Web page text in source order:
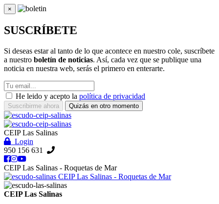
×
Cerrar
SUSCRÍBETE
Si deseas estar al tanto de lo que acontece en nuestro cole, suscríbete
a nuestro boletín de noticias. Así, cada vez que se publique una
noticia en nuestra web, serás el primero en enterarte.
He leido y acepto la política de privacidad
Suscribirme ahora Quizás en otro momento
CEIP Las Salinas
Login
950 156 631
CEIP Las Salinas - Roquetas de Mar
CEIP Las Salinas - Roquetas de Mar
CEIP Las Salinas